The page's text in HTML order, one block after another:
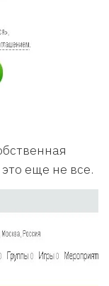
еще не все.